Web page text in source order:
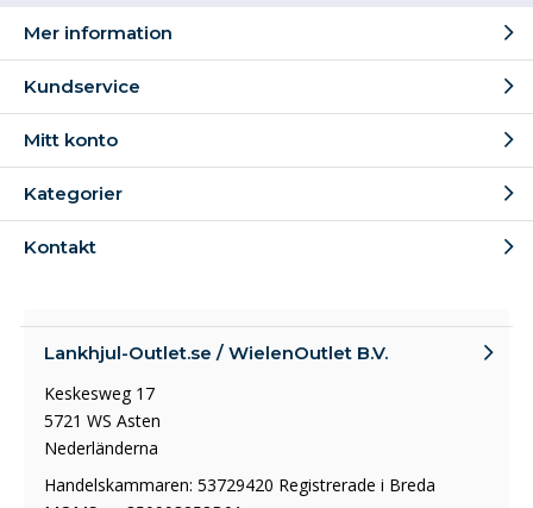
Mer information
Kundservice
Mitt konto
Kategorier
Kontakt
Lankhjul-Outlet.se / WielenOutlet B.V.
Keskesweg 17
5721 WS Asten
Nederländerna
Handelskammaren: 53729420 Registrerade i Breda